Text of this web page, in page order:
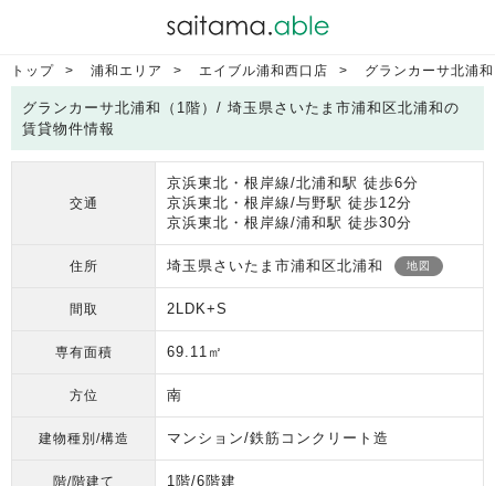
トップ 浦和エリア エイブル浦和西口店 グランカーサ北浦
グランカーサ北浦和（1階）/ 埼玉県さいたま市浦和区北浦和の
賃貸物件情報
交通
京浜東北・根岸線/北浦和駅 徒歩6分
京浜東北・根岸線/与野駅 徒歩12分
京浜東北・根岸線/浦和駅 徒歩30分
住所 埼玉県さいたま市浦和区北浦和 地図
間取 2LDK+S
専有面積 69.11㎡
方位 南
建物種別/構造 マンション/鉄筋コンクリート造
階/階建て 1階/6階建